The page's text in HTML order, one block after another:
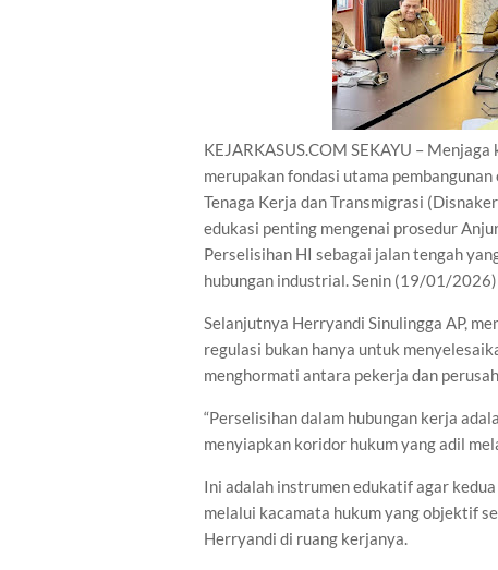
KEJARKASUS.COM SEKAYU –
merupakan fondasi utama
Tenaga Kerja dan Transmigrasi
edukasi penting mengenai prosedur
Perselisihan HI sebagai jalan tengah
hubungan industrial. Senin (19/01/2026)
Selanjutnya Herryandi Sinulingga AP,
regulasi bukan hanya untuk
menghormati antara pekerja dan
“Perselisihan dalam hubungan kerja
menyiapkan koridor hukum yang adil
Ini adalah instrumen edukatif agar
melalui kacamata hukum yang objektif
Herryandi di ruang kerjanya.